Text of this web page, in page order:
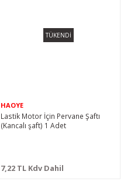
TÜKENDİ
HAOYE
Lastik Motor İçin Pervane Şaftı
(Kancalı şaft) 1 Adet
7,22 TL Kdv Dahil